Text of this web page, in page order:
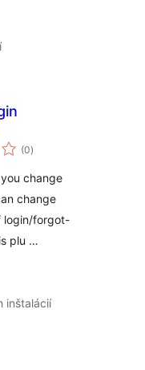
(0celkové
hodnotenie
)
change
change
login/forgot-
plu …
inštalácií